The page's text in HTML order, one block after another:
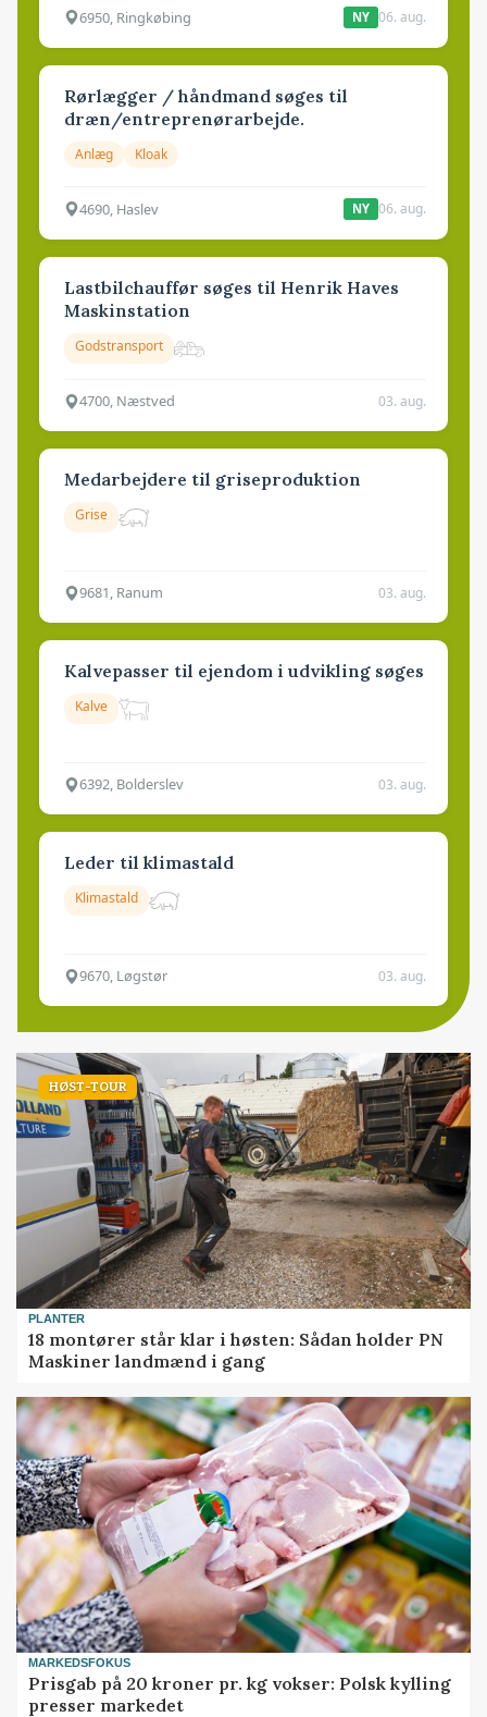
6950, Ringkøbing NY 06. aug.
Rørlægger / håndmand søges til
dræn/entreprenørarbejde.
Anlæg Kloak
4690, Haslev NY 06. aug.
Lastbilchauffør søges til Henrik Haves
Maskinstation
Godstransport
4700, Næstved 03. aug.
Medarbejdere til griseproduktion
Grise
9681, Ranum 03. aug.
Kalvepasser til ejendom i udvikling søges
Kalve
6392, Bolderslev 03. aug.
Leder til klimastald
Klimastald
9670, Løgstør 03. aug.
HØST-TOUR
PLANTER
18 montører står klar i høsten: Sådan holder PN
Maskiner landmænd i gang
MARKEDSFOKUS
Prisgab på 20 kroner pr. kg vokser: Polsk kylling
presser markedet